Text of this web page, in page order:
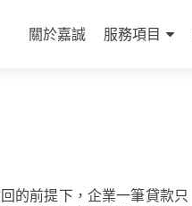
to
關於嘉誠 服務項目
的前提下，企業一筆貸款只